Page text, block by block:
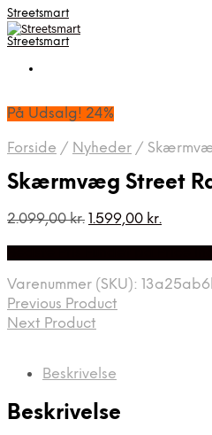
Streetsmart
Streetsmart
På Udsalg! 24%
Forside / Nyheder /
Skærmvæg Street
2.099,00kr. Den
2.099,00 kr..
1.599,00 kr.Den
Varenummer (SKU):
Previous Product
Next Product
Beskrivelse
Beskrivelse